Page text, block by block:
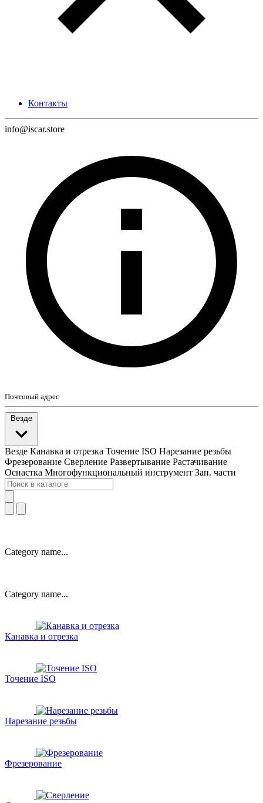
Контакты
info@iscar.store
Почтовый адрес
Везде
Везде Канавка и отрезка Точение ISO Нарезание резьбы
Фрезерование Сверление Развертывание Растачивание
Оснастка Многофункциональный инструмент Зап. части
Category name...
Category name...
Канавка и отрезка
Точение ISO
Нарезание резьбы
Фрезерование